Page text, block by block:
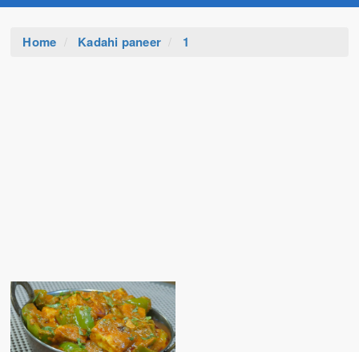
Home Kadahi paneer 1